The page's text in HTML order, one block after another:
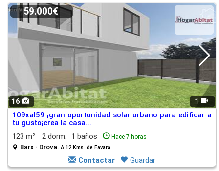
16 1
59.000€
109xal59 ¡gran oportunidad solar urbano para edificar a
tu gusto¡crea la casa...
123 m²
2 dorm. 1 baños Hace 7 horas
Barx - Drova. A 12 Kms. de Favara
Contactar Guardar